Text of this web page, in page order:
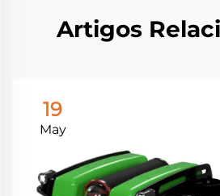
Artigos
19
May